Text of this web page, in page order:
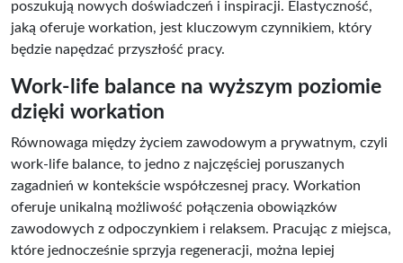
poszukują nowych doświadczeń i inspiracji. Elastyczność,
jaką oferuje workation, jest kluczowym czynnikiem, który
będzie napędzać przyszłość pracy.
Work-life balance na wyższym poziomie
dzięki workation
Równowaga między życiem zawodowym a prywatnym, czyli
work-life balance, to jedno z najczęściej poruszanych
zagadnień w kontekście współczesnej pracy. Workation
oferuje unikalną możliwość połączenia obowiązków
zawodowych z odpoczynkiem i relaksem. Pracując z miejsca,
które jednocześnie sprzyja regeneracji, można lepiej